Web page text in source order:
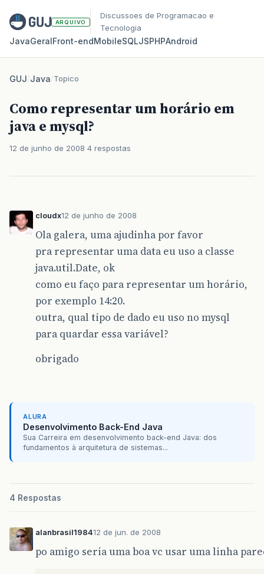
ARQUIVO
Discussoes de Programacao e
Tecnologia
JavaGeralFront‑endMobileSQLJSPHPAndroid
GUJ/Java/Topico
Como representar um horário em
java e mysql?
12 de junho de 2008 4 respostas
cloudx12 de junho de 2008
Ola galera, uma ajudinha por favor
pra representar uma data eu uso a classe
java.util.Date, ok
como eu faço para representar um horário,
por exemplo 14:20.
outra, qual tipo de dado eu uso no mysql
para quardar essa variável?
obrigado
ALURA
Desenvolvimento Back-End Java
Sua Carreira em desenvolvimento back-end Java: dos
fundamentos à arquitetura de sistemas...
4 Respostas
alanbrasil198412 de jun. de 2008
po amigo seria uma boa vc usar uma linha